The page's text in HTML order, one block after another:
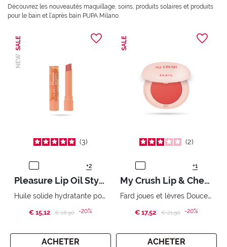
Découvrez les nouveautés maquillage, soins, produits solaires et produits
pour le bain et l’après bain PUPA Milano.
NEW
SALE
3
+2
Pleasure Lip Oil Stylo
Huile solide hydratante pour les lèvres.
€ 15,12 Price reduced from
€ 18,90to-20%
ACHETER
SALE
2
+1
My Crush Lip & Cheek
Fard joues et lèvres Douceur irrésistible
€ 17,52 Price reduced from
€ 21,90to-20%
ACHETER